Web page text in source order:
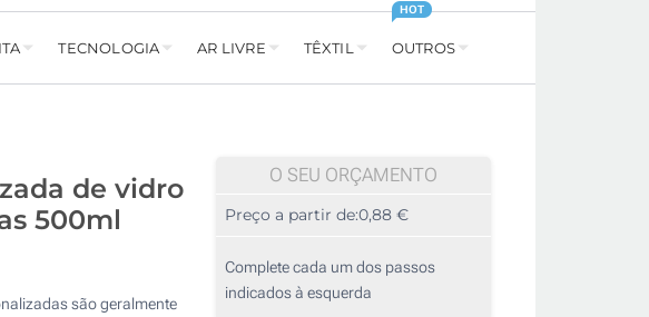
TECNOLOGIA AR LIVRE TÊXTIL OUTROS
HOT
de vidro
500ml
são geralmente
O SEU ORÇAMENTO
Preço a partir de:0,88 €
Complete cada um dos passos
indicados à esquerda